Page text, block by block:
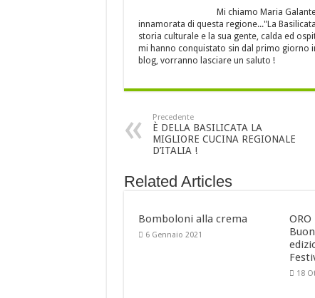
Mi chiamo Maria
innamorata di questa regione..."La
storia culturale e la sua gente, calda ed
mi hanno conquistato sin dal primo giorno
blog, vorranno lasciare un saluto !
Precedente
È DELLA BASILICATA LA
MIGLIORE CUCINA REGIONALE
D’ITALIA !
Related Articles
Bomboloni alla crema
6 Gennaio 2021
18